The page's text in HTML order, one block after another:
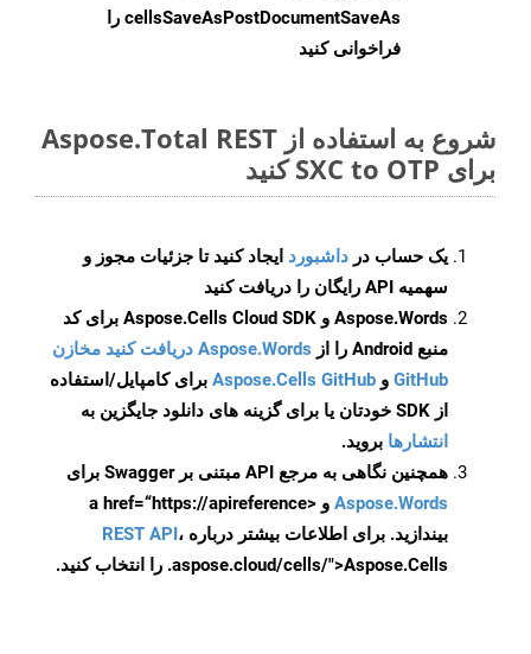
cellsSaveAsPostDocumentSaveAs را
فراخوانی کنید
شروع به استفاده از Aspose.Total REST
برای SXC to OTP کنید
یک حساب در داشبورد ایجاد کنید تا جزئیات مجوز و
سهمیه API رایگان را دریافت کنید
Aspose.Words و Aspose.Cells Cloud SDK برای کد
منبع Android را از
Aspose.Words دریافت کنید مخازن
GitHub و Aspose.Cells GitHub برای کامپایل/استفاده
از SDK خودتان یا برای گزینه های دانلود جایگزین به
انتشارها بروید.
همچنین نگاهی به مرجع API مبتنی بر Swagger برای
Aspose.Words
و <a href=“https://apireference
بیندازید. برای اطلاعات بیشتر درباره REST API،
.aspose.cloud/cells/">Aspose.Cells را انتخاب کنید.